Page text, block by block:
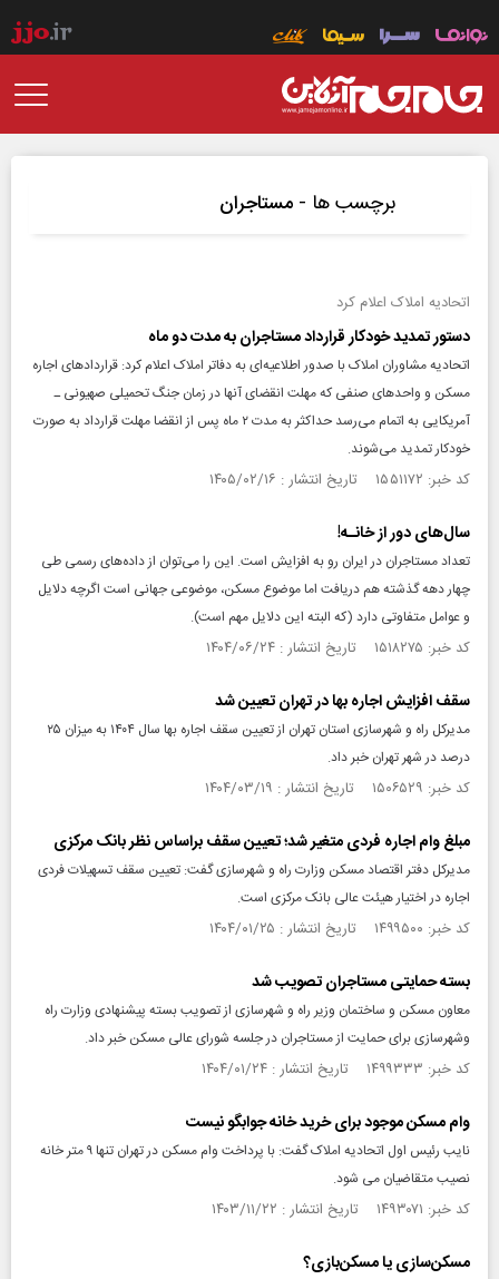
برچسب ها - مستاجران
اتحادیه املاک اعلام کرد
دستور تمدید خودکار قرارداد مستاجران به مدت دو ماه
اتحادیه مشاوران املاک با صدور اطلاعیه‌ای به دفاتر املاک اعلام کرد: قراردادهای اجاره
مسکن و واحدهای صنفی که مهلت انقضای آنها در زمان جنگ تحمیلی صهیونی ـ
آمریکایی به اتمام می‌رسد حداکثر به مدت ۲ ماه پس از انقضا مهلت قرارداد به صورت
خودکار تمدید می‌شوند.
کد خبر: ۱۵۵۱۱۷۲ تاریخ انتشار : ۱۴۰۵/۰۲/۱۶
سال‌های دور از خانـه!
تعداد مستاجران در ایران رو به افزایش است. این را می‌توان از داده‌های رسمی طی
چهار دهه گذشته هم دریافت اما موضوع مسکن، موضوعی جهانی است اگرچه دلایل
و عوامل متفاوتی دارد (که البته این دلایل مهم است).
کد خبر: ۱۵۱۸۲۷۵ تاریخ انتشار : ۱۴۰۴/۰۶/۲۴
سقف افزایش اجاره‌ بها در تهران تعیین شد
مدیرکل راه و شهرسازی استان تهران از تعیین سقف اجاره بها سال ۱۴۰۴ به میزان ۲۵
درصد در شهر تهران خبر داد.
کد خبر: ۱۵۰۶۵۲۹ تاریخ انتشار : ۱۴۰۴/۰۳/۱۹
مبلغ وام اجاره فردی متغیر شد؛ تعیین سقف براساس نظر بانک مرکزی
مدیرکل دفتر اقتصاد مسکن وزارت راه و شهرسازی گفت: تعیین سقف تسهیلات فردی
اجاره در اختیار هیئت عالی بانک مرکزی است.
کد خبر: ۱۴۹۹۵۰۰ تاریخ انتشار : ۱۴۰۴/۰۱/۲۵
بسته حمایتی مستاجران تصویب شد
معاون مسکن و ساختمان وزیر راه و شهرسازی از تصویب بسته پیشنهادی وزارت راه
وشهرسازی برای حمایت از مستاجران در جلسه شورای عالی مسکن خبر داد.
کد خبر: ۱۴۹۹۳۳۳ تاریخ انتشار : ۱۴۰۴/۰۱/۲۴
وام مسکن موجود برای خرید خانه جوابگو نیست
نایب رئیس اول اتحادیه املاک گفت: با پرداخت وام مسکن در تهران تنها ۹ متر خانه
نصیب متقاضیان می‌ شود.
کد خبر: ۱۴۹۳۰۷۱ تاریخ انتشار : ۱۴۰۳/۱۱/۲۲
مسکن‌سازی یا مسکن‌بازی؟